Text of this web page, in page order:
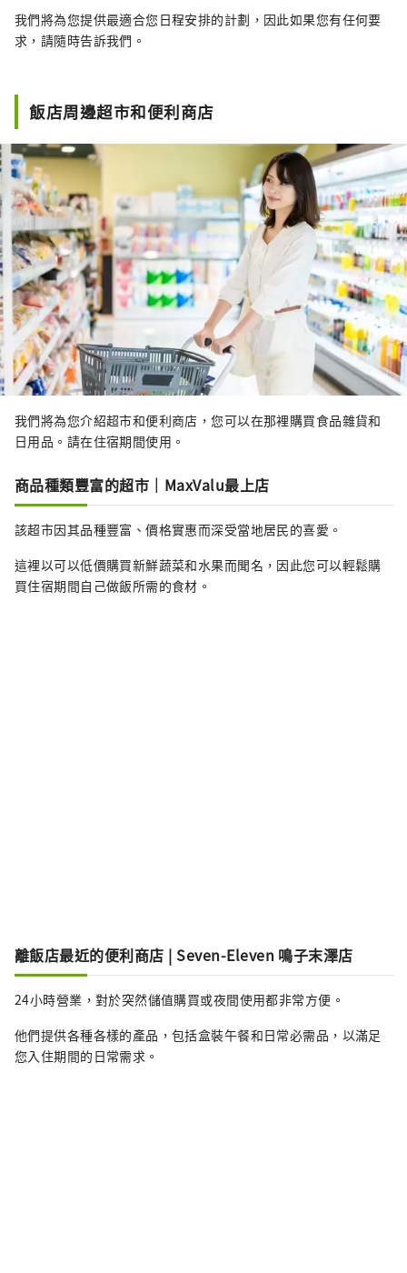
我們將為您提供最適合您日程安排的計劃，因此如果您有任何要
求，請隨時告訴我們。
飯店周邊超市和便利商店
我們將為您介紹超市和便利商店，您可以在那裡購買食品雜貨和
日用品。請在住宿期間使用。
商品種類豐富的超市｜MaxValu最上店
該超市因其品種豐富、價格實惠而深受當地居民的喜愛。
這裡以可以低價購買新鮮蔬菜和水果而聞名，因此您可以輕鬆購
買住宿期間自己做飯所需的食材。
離飯店最近的便利商店 | Seven-Eleven 鳴子末澤店
24小時營業，對於突然儲值購買或夜間使用都非常方便。
他們提供各種各樣的產品，包括盒裝午餐和日常必需品，以滿足
您入住期間的日常需求。